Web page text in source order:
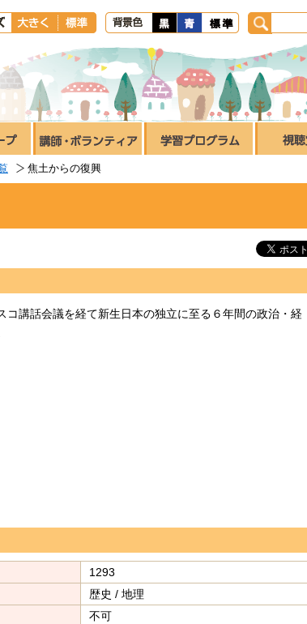
焦土からの復興
講話会議を経て新生日本の独立に至る６年間の政治・経
1293
歴史 / 地理
不可